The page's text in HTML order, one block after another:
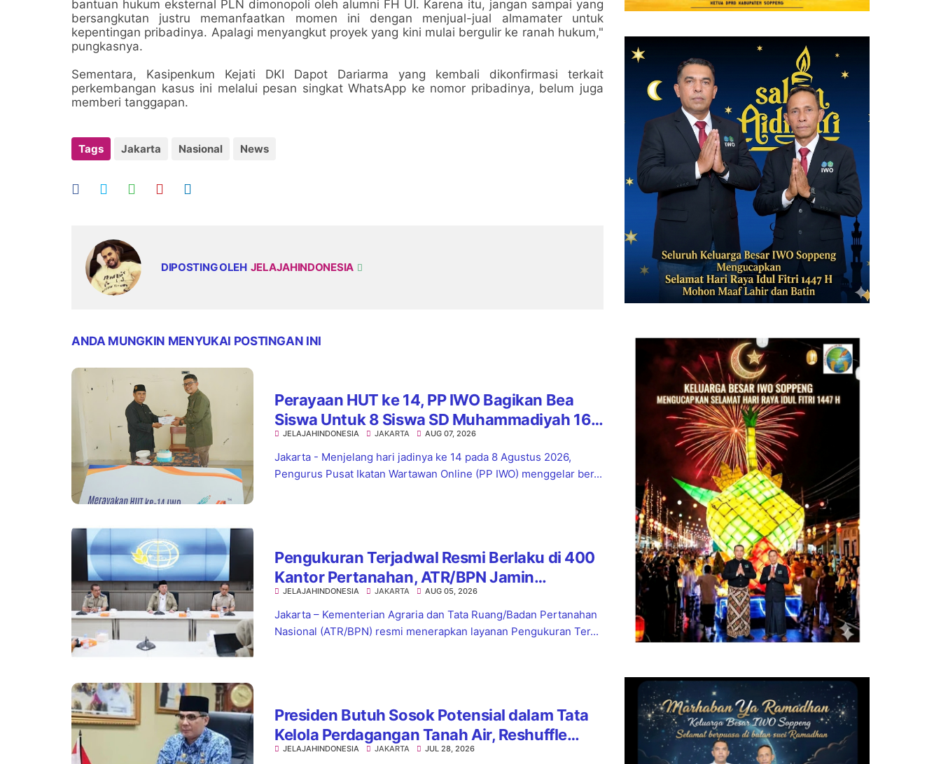
bantuan hukum eksternal PLN dimonopoli oleh alumni FH UI. Karena itu, jangan sampai yang
bersangkutan justru memanfaatkan momen ini dengan menjual-jual almamater untuk
kepentingan pribadinya. Apalagi menyangkut proyek yang kini mulai bergulir ke ranah hukum,"
pungkasnya.
Sementara, Kasipenkum Kejati DKI Dapot Dariarma yang kembali dikonfirmasi terkait
perkembangan kasus ini melalui pesan singkat WhatsApp ke nomor pribadinya, belum juga
memberi tanggapan.
Tags Jakarta Nasional News
DIPOSTING OLEH JELAJAHINDONESIA
ANDA MUNGKIN MENYUKAI POSTINGAN INI
Perayaan HUT ke 14, PP IWO Bagikan Bea
Siswa Untuk 8 Siswa SD Muhammadiyah 16
Jaksel
JELAJAHINDONESIA JAKARTA AUG 07, 2026
Jakarta - Menjelang hari jadinya ke 14 pada 8 Agustus 2026,
Pengurus Pusat Ikatan Wartawan Online (PP IWO) menggelar ber...
Pengukuran Terjadwal Resmi Berlaku di 400
Kantor Pertanahan, ATR/BPN Jamin
Kepastian Layanan Maksimal 7 Hari
JELAJAHINDONESIA JAKARTA AUG 05, 2026
Jakarta – Kementerian Agraria dan Tata Ruang/Badan Pertanahan
Nasional (ATR/BPN) resmi menerapkan layanan Pengukuran Ter...
Presiden Butuh Sosok Potensial dalam Tata
Kelola Perdagangan Tanah Air, Reshuffle
Mendag Jadi Langkah Strategis
JELAJAHINDONESIA JAKARTA JUL 28, 2026